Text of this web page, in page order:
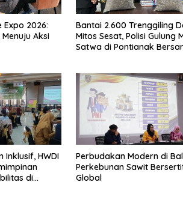
Expo 2026:
Aksi
Bantai 2.600 Trenggiling
Mitos Sesat, Polisi Gulung
Satwa di Pontianak
Inklusif, HWDI
di
Perbudakan Modern di
Perkebunan Sawit
Global